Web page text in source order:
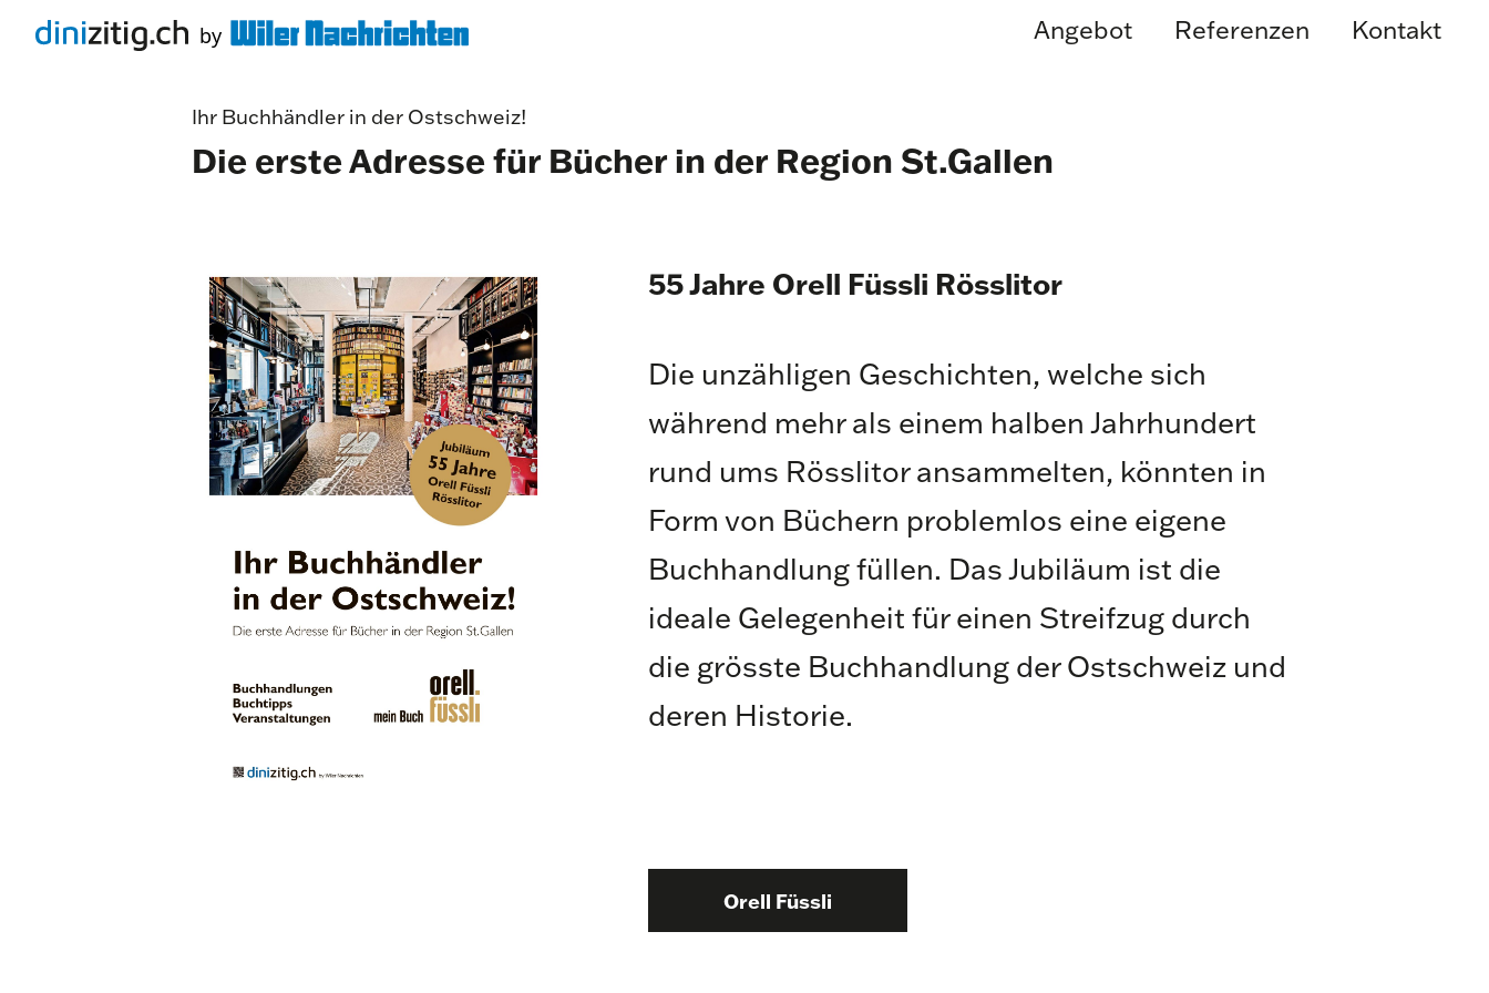
Angebot Referenzen Kontakt
Ihr Buchhändler in der Ostschweiz!
Die erste Adresse für Bücher in der Region St.Gallen
55 Jahre Orell Füssli Rösslitor
Die unzähligen Geschichten, welche sich
während mehr als einem halben Jahrhundert
rund ums Rösslitor ansammelten, könnten in
Form von Büchern problemlos eine eigene
Buchhandlung füllen. Das Jubiläum ist die
ideale Gelegenheit für einen Streifzug durch
die grösste Buchhandlung der Ostschweiz und
deren Historie.
Orell Füssli